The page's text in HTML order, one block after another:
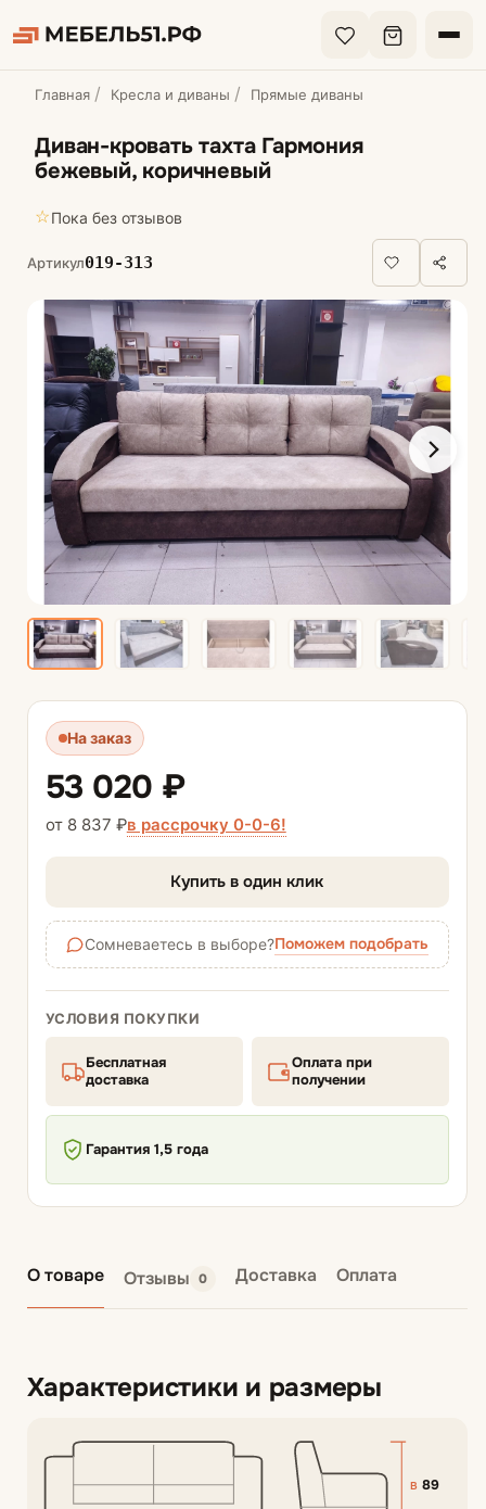
Главная Кресла и диваны Прямые диваны
Диван-кровать тахта Гармония
бежевый, коричневый
☆Пока без отзывов
Артикул019-313
На заказ
53 020 ₽
от 8 837 ₽в рассрочку 0-0-6!
Купить в один клик
Сомневаетесь в выборе?Поможем подобрать
УСЛОВИЯ ПОКУПКИ
Бесплатная
доставка
Оплата при
получении
Гарантия 1,5 года
О товаре Отзывы 0 Доставка Оплата
Характеристики и размеры
В 89